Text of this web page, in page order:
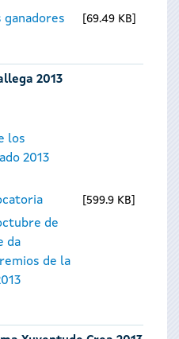
ganadores
69.49 KB
2013
los
2013
599.9 KB
de
da
de la